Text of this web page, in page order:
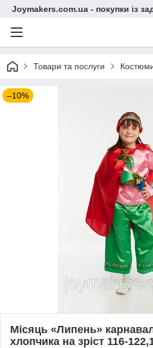
Joymakers.com.ua - покупки із
Товари та послуги
–10%
Місяць «Липень»
хлопчика на зріст 116-